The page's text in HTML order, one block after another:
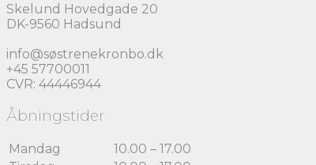
Skelund Hovedgade 20
DK-9560 Hadsund
info@søstrenekronbo.dk
+45 57700011
CVR: 44446944
Åbningstider
Mandag
10.00 – 17.00